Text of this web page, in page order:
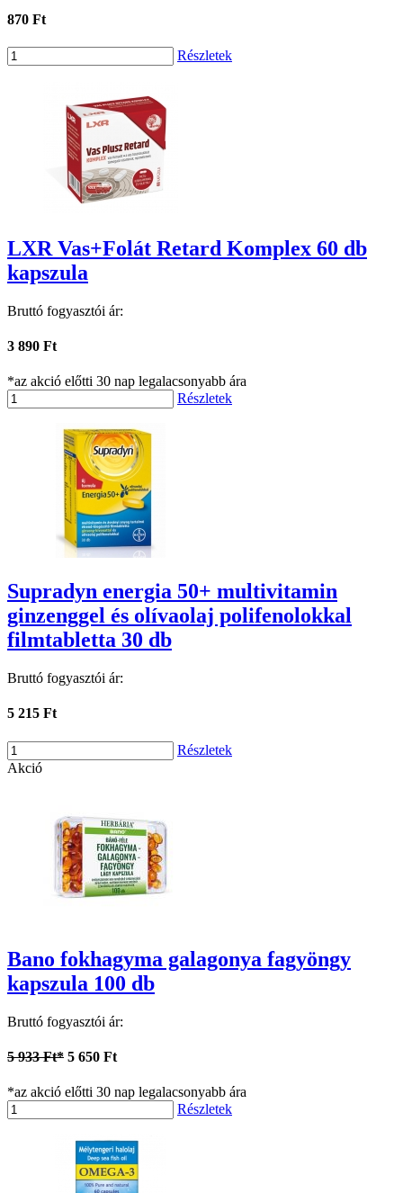
870 Ft
Részletek
LXR Vas+Folát Retard Komplex 60 db
kapszula
Bruttó fogyasztói ár:
3 890 Ft
*az akció előtti 30 nap legalacsonyabb ára
Részletek
Supradyn energia 50+ multivitamin
ginzenggel és olívaolaj polifenolokkal
filmtabletta 30 db
Bruttó fogyasztói ár:
5 215 Ft
Részletek
Akció
Bano fokhagyma galagonya fagyöngy
kapszula 100 db
Bruttó fogyasztói ár:
5 933 Ft* 5 650 Ft
*az akció előtti 30 nap legalacsonyabb ára
Részletek